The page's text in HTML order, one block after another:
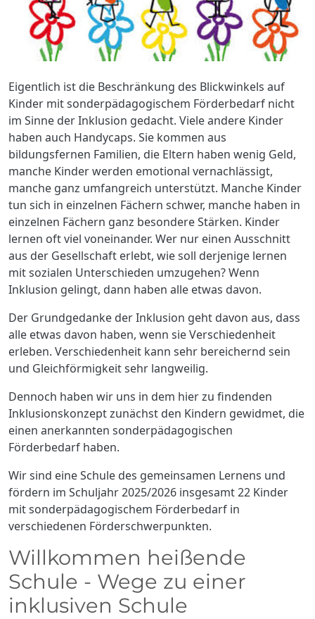
Eigentlich ist die Beschränkung des Blickwinkels auf
Kinder mit sonderpädagogischem Förderbedarf nicht
im Sinne der Inklusion gedacht. Viele andere Kinder
haben auch Handycaps. Sie kommen aus
bildungsfernen Familien, die Eltern haben wenig Geld,
manche Kinder werden emotional vernachlässigt,
manche ganz umfangreich unterstützt. Manche Kinder
tun sich in einzelnen Fächern schwer, manche haben in
einzelnen Fächern ganz besondere Stärken. Kinder
lernen oft viel voneinander. Wer nur einen Ausschnitt
aus der Gesellschaft erlebt, wie soll derjenige lernen
mit sozialen Unterschieden umzugehen? Wenn
Inklusion gelingt, dann haben alle etwas davon.
Der Grundgedanke der Inklusion geht davon aus, dass
alle etwas davon haben, wenn sie Verschiedenheit
erleben. Verschiedenheit kann sehr bereichernd sein
und Gleichförmigkeit sehr langweilig.
Dennoch haben wir uns in dem hier zu findenden
Inklusionskonzept zunächst den Kindern gewidmet, die
einen anerkannten sonderpädagogischen
Förderbedarf haben.
Wir sind eine Schule des gemeinsamen Lernens und
fördern im Schuljahr 2025/2026 insgesamt 22 Kinder
mit sonderpädagogischem Förderbedarf in
verschiedenen Förderschwerpunkten.
Willkommen heißende
Schule - Wege zu einer
inklusiven Schule